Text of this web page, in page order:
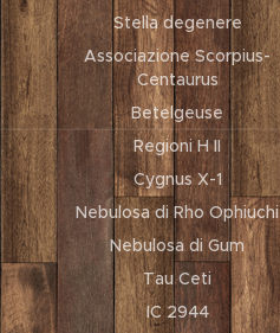
Stella degenere
Associazione Scorpius-
Centaurus
Betelgeuse
Regioni H II
Cygnus X-1
Nebulosa di Rho Ophiuchi
Nebulosa di Gum
Tau Ceti
IC 2944